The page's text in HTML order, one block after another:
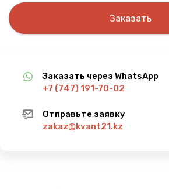
Заказать
Заказать через WhatsApp
+7 (747) 191-70-02
Отправьте заявку
zakaz@kvant21.kz